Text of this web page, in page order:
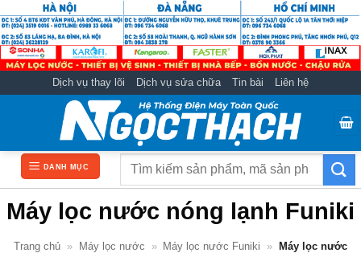
qua
nội
dung
Dịch vụ thay lõi Dịch vụ sửa chữa Tin bài Liên hệ
DANH MỤC
Tìm
Máy lọc nước nóng lạnh Funiki
Trang chủ » Máy lọc nước » Máy lọc nước Funiki » Máy lọc nước